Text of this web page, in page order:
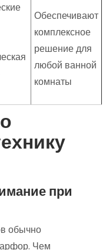
Обеспечивают
комплексное
решение для
любой ванной
комнаты
при
обычно
Чем